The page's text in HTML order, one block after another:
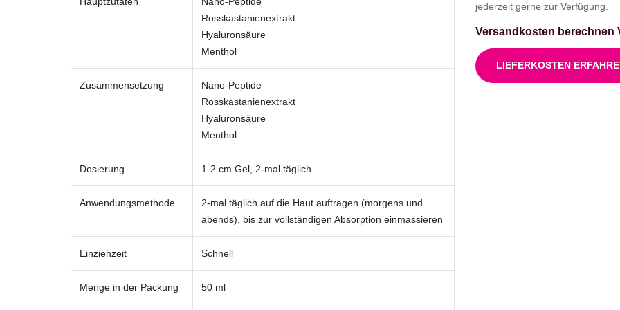
Rosskastanienextrakt
Hyaluronsäure
Menthol
Zusammensetzung
Nano-Peptide
Rosskastanienextrakt
Hyaluronsäure
Menthol
Dosierung 1-2 cm Gel, 2-mal täglich
Anwendungsmethode
2-mal täglich auf die Haut auftragen (morgens und
abends), bis zur vollständigen Absorption einmassieren
Einziehzeit Schnell
Menge in der Packung 50 ml
jederzeit gerne zur Verfügung.
Versandkosten berechnen
LIEFERKOSTEN